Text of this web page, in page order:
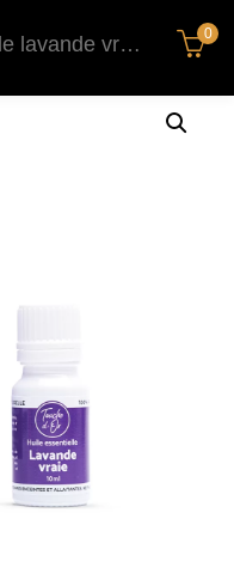
Huile essentielle de lavande vraie 10ml 0